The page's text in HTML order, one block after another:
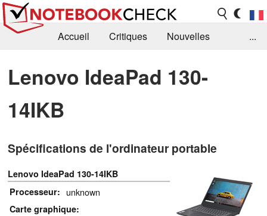
Accueil Critiques
Nouvelles
Recherche
Contact
...
Lenovo IdeaPad 130-
14IKB
Spécifications de l'ordinateur portable
Lenovo IdeaPad 130-14IKB
Processeur
unknown
Carte graphique